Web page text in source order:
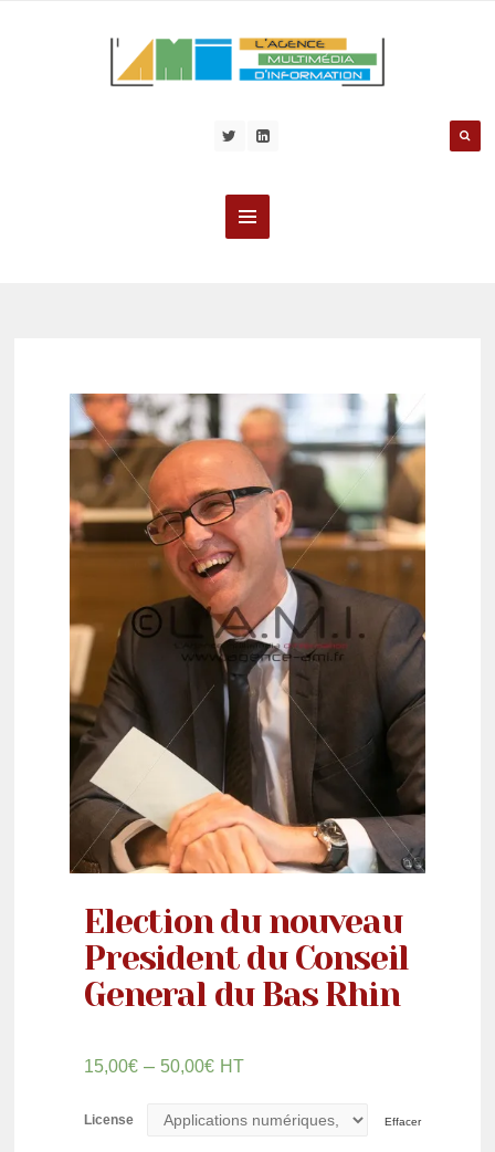
Election du nouveau
President du Conseil
General du Bas Rhin
15,00€ – 50,00€ HT
License Effacer